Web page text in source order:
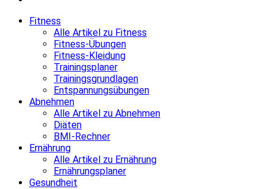
Fitness
Alle Artikel zu Fitness
Fitness-Übungen
Fitness-Kleidung
Trainingsplaner
Trainingsgrundlagen
Entspannungsübungen
Abnehmen
Alle Artikel zu Abnehmen
Diäten
BMI-Rechner
Ernährung
Alle Artikel zu Ernährung
Ernährungsplaner
Gesundheit